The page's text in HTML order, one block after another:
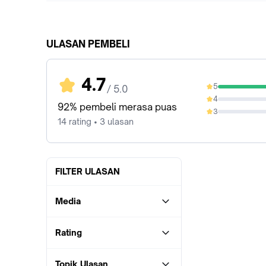
ULASAN PEMBELI
4.7/ 5.0
92% pembeli merasa puas
14 rating • 3 ulasan
5
92.86%
4
0%
3
0%
FILTER ULASAN
Media
Rating
Topik Ulasan